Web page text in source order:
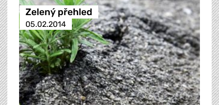
Zelený přehled
05.02.2014